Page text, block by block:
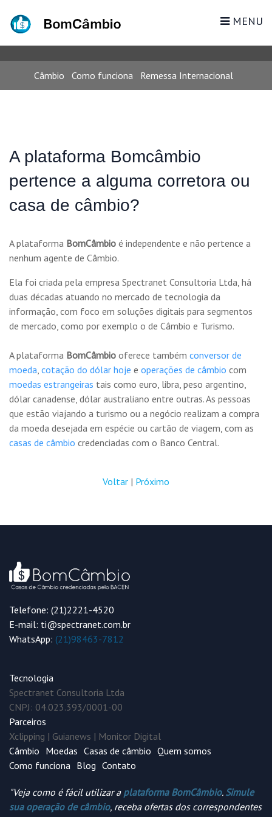
MENU
COMO FUNCIONA
Câmbio Como funciona Remessa Internacional
A plataforma Bomcâmbio
pertence a alguma corretora ou
casa de câmbio?
A plataforma BomCâmbio é independente e não pertence a
nenhum agente de Câmbio.
Ela foi criada pela empresa Spectranet Consultoria Ltda, há
duas décadas atuando no mercado de tecnologia da
informação, com foco em soluções digitais para segmentos
de mercado, como por exemplo o de Câmbio e Turismo.
A plataforma BomCâmbio oferece também conversor de
moeda, cotação do dólar hoje e operações de câmbio com
moedas estrangeiras tais como euro, libra, peso argentino,
dólar canadense, dólar australiano entre outras. As pessoas
que estão viajando a turismo ou a negócio realizam a compra
da moeda desejada em espécie ou cartão de viagem, com as
casas de câmbio credenciadas com o Banco Central.
Voltar | Próximo
Telefone: (21)2221-4520
E-mail: ti@spectranet.com.br
WhatsApp: (21)98463-7812
Tecnologia
Spectranet Consultoria Ltda
CNPJ: 04.023.393/0001-00
Parceiros
Xclipping | Guianews | Monitor Digital
Câmbio Moedas Casas de câmbio Quem somos
Como funciona Blog Contato
"Veja como é fácil utilizar a plataforma BomCâmbio. Simule
sua operação de câmbio, receba ofertas dos correspondentes